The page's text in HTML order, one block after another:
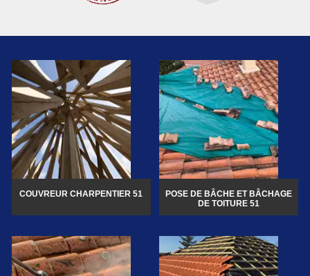
COUVREUR CHARPENTIER 51
POSE DE BÂCHE ET BÂCHAGE
DE TOITURE 51